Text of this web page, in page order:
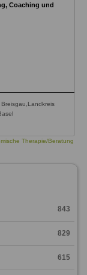
Coaching und
Therapie/Beratung
843
829
615